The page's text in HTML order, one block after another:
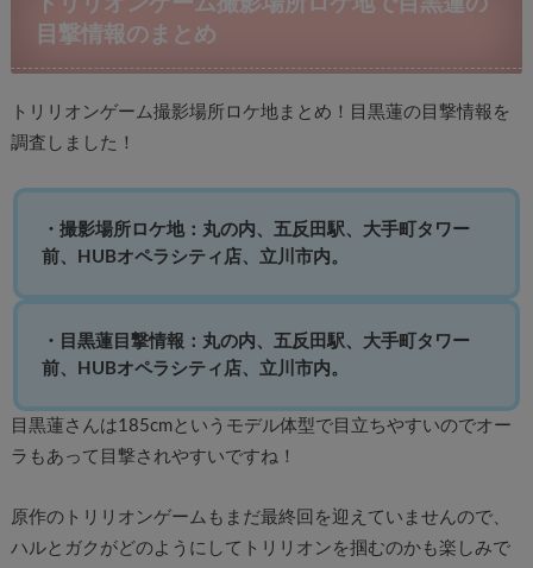
目撃情報のまとめ
トリリオンゲーム撮影場所ロケ地まとめ！目黒蓮の目撃情報を
調査しました！
・撮影場所ロケ地：丸の内、五反田駅、大手町タワー
前、HUBオペラシティ店、立川市内。
・目黒蓮目撃情報：丸の内、五反田駅、大手町タワー
前、HUBオペラシティ店、立川市内。
目黒蓮さんは185cmというモデル体型で目立ちやすいのでオー
ラもあって目撃されやすいですね！
原作のトリリオンゲームもまだ最終回を迎えていませんので、
ハルとガクがどのようにしてトリリオンを掴むのかも楽しみで